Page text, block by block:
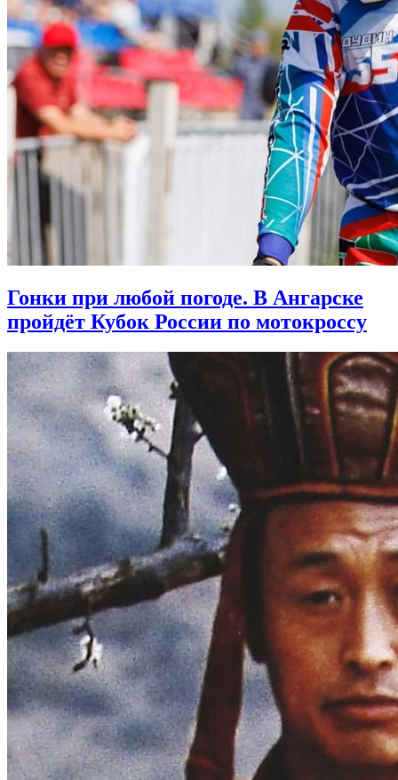
Гонки при любой погоде. В Ангарске
пройдёт Кубок России по мотокроссу